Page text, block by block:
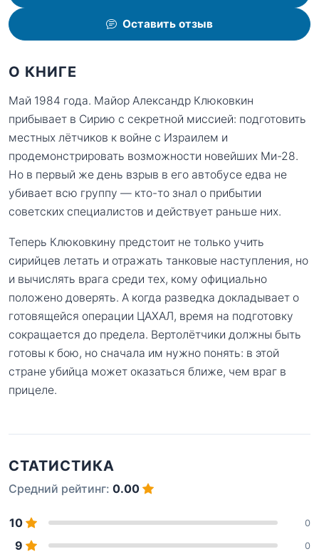
Оставить отзыв
О КНИГЕ
Май 1984 года. Майор Александр Клюковкин
прибывает в Сирию с секретной миссией: подготовить
местных лётчиков к войне с Израилем и
продемонстрировать возможности новейших Ми-28.
Но в первый же день взрыв в его автобусе едва не
убивает всю группу — кто-то знал о прибытии
советских специалистов и действует раньше них.
Теперь Клюковкину предстоит не только учить
сирийцев летать и отражать танковые наступления, но
и вычислять врага среди тех, кому официально
положено доверять. А когда разведка докладывает о
готовящейся операции ЦАХАЛ, время на подготовку
сокращается до предела. Вертолётчики должны быть
готовы к бою, но сначала им нужно понять: в этой
стране убийца может оказаться ближе, чем враг в
прицеле.
СТАТИСТИКА
Средний рейтинг: 0.00
10 0
9 0